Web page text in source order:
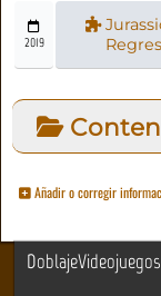
2019
Añadir o corregir